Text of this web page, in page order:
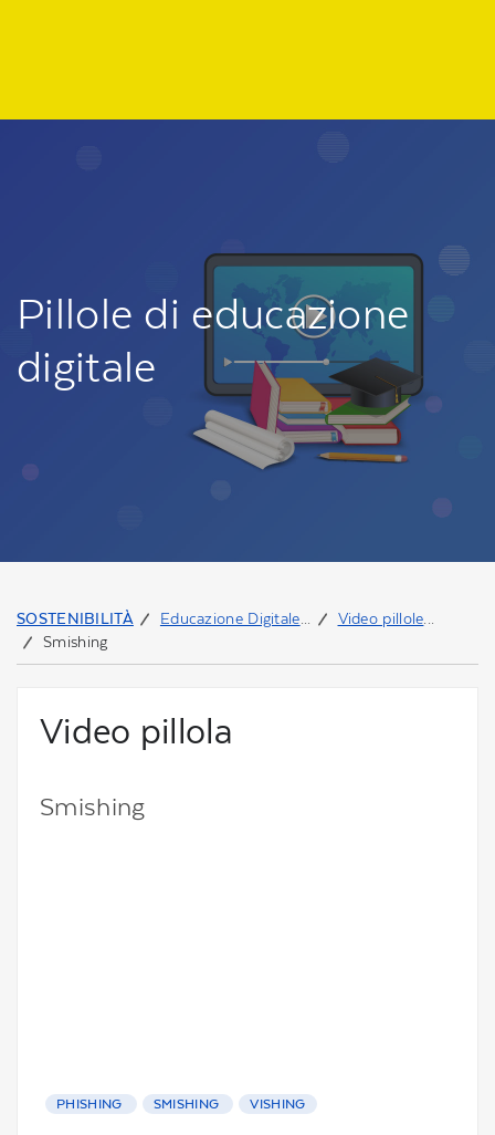
Pillole di educazione
digitale
SOSTENIBILITÀ Educazione Digitale
Video pillole
Smishing
Video pillola
Smishing
PHISHING SMISHING VISHING